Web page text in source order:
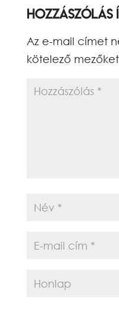
Hozzászólás
Az e-mail címet
kötelező mezőket